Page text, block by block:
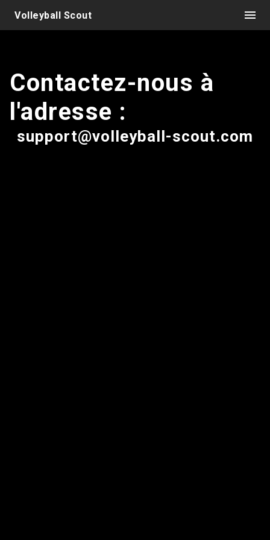
Volleyball Scout
Contactez-nous à
l'adresse :
support@volleyball-scout.com